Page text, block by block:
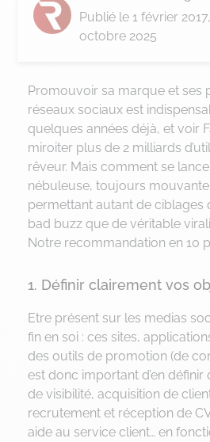
Publié le 1 février 2017
octobre 2025
Promouvoir sa marque et ses
réseaux sociaux est
quelques années déjà, et voir
miroiter plus de 2 milliards
rêveur. Mais comment se
nébuleuse, toujours
permettant autant de ciblages
bad buzz que de véritable
Notre recommandation en 10
1. Définir clairement vos
Etre présent sur les medias
fin en soi : ces sites,
des outils de promotion (de
est donc important d’en
de visibilité, acquisition de
recrutement et réception de
aide au service client… en